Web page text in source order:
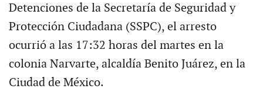
Detenciones de la Secretaría de Seguridad y
Protección Ciudadana (SSPC), el arresto
ocurrió a las 17:32 horas del martes en la
colonia Narvarte, alcaldía Benito Juárez, en la
Ciudad de México.